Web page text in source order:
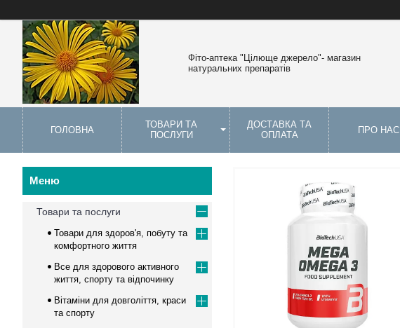
Фіто-аптека "Цілюще джерело"- магазин
натуральних препаратів
ГОЛОВНА
ТОВАРИ ТА
ПОСЛУГИ
ДОСТАВКА ТА
ОПЛАТА
ПРО НАС
Товари та послуги
Товари для здоров'я, побуту та
комфортного життя
Все для здорового активного
життя, спорту та відпочинку
Вітаміни для довголіття, краси
та спорту